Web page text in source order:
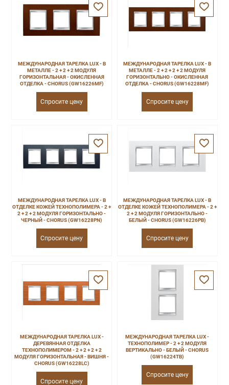
МЕЖДУНАРОДНАЯ ТАРЕЛКА LUX - В
МЕТАЛЛЕ - 2 + 2 + 2 МОДУЛЯ
ГОРИЗОНТАЛЬНАЯ - ОКИСЛЕННАЯ
ОТДЕЛКА - CHORUS (GW16226MF)
Спросите цену
МЕЖДУНАРОДНАЯ ТАРЕЛКА LUX - В
МЕТАЛЛЕ - 2 + 2 + 2 + 2 МОДУЛЯ
ГОРИЗОНТАЛЬНО - ОКИСЛЕННАЯ
ОТДЕЛКА - CHORUS (GW16228MF)
Спросите цену
МЕЖДУНАРОДНАЯ ТАРЕЛКА LUX - В
ОТДЕЛКЕ КОЖЕЙ ТЕХНОПОЛИМЕРА - 2 +
2 + 2 + 2 МОДУЛЯ ГОРИЗОНТАЛЬНО -
ЧЕРНЫЙ - CHORUS (GW16228PN)
Спросите цену
МЕЖДУНАРОДНАЯ ТАРЕЛКА LUX - В
ОТДЕЛКЕ КОЖЕЙ ТЕХНОПОЛИМЕРА - 2 +
2 + 2 МОДУЛЯ ГОРИЗОНТАЛЬНО -
БЕЛЫЙ - CHORUS (GW16226PB)
Спросите цену
МЕЖДУНАРОДНАЯ ТАРЕЛКА LUX -
ДЕРЕВЯННАЯ ОТДЕЛКА
ТЕХНОПОЛИМЕРОМ - 2 + 2 + 2 + 2
МОДУЛЯ ГОРИЗОНТАЛЬНАЯ - ВИШНЯ -
CHORUS (GW16228LC)
Спросите цену
МЕЖДУНАРОДНАЯ ТАРЕЛКА LUX -
ТЕХНОПОЛИМЕР - 2 + 2 МОДУЛЯ
ВЕРТИКАЛЬНО - БЕЛЫЙ - CHORUS
(GW16224TB)
Спросите цену